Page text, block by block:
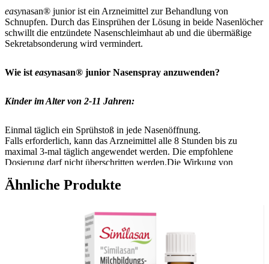
easynasan® junior ist ein Arzneimittel zur Behandlung von
Schnupfen. Durch das Einsprühen der Lösung in beide Nasenlöcher
schwillt die entzündete Nasenschleimhaut ab und die übermäßige
Sekretabsonderung wird vermindert.
Wie ist easynasan® junior Nasenspray anzuwenden?
Kinder im Alter von 2-11 Jahren:
Einmal täglich ein Sprühstoß in jede Nasenöffnung.
Falls erforderlich, kann das Arzneimittel alle 8 Stunden bis zu
maximal 3-mal täglich angewendet werden. Die empfohlene
Dosierung darf nicht überschritten werden.Die Wirkung von
bis zu 10 Stunden an.
Eine Anwendungsdauer von 7 Tagen darf nicht überschritten
werden, da bei längerem Gebrauch eine Schwellung der
Nasenschleimhaut und eine trockene Entzündung der
Nasenschleimhaut mit Krusten- und Borkenbildung, auch nach
Beendigung der Behandlung, auftreten kann. Darüber hinaus kann
Ähnliche Produkte